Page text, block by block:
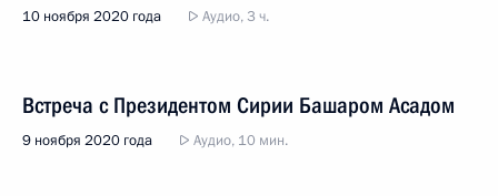
10 ноября 2020 года Аудио, 3 ч.
Встреча с Президентом Сирии Башаром Асадом
9 ноября 2020 года Аудио, 10 мин.